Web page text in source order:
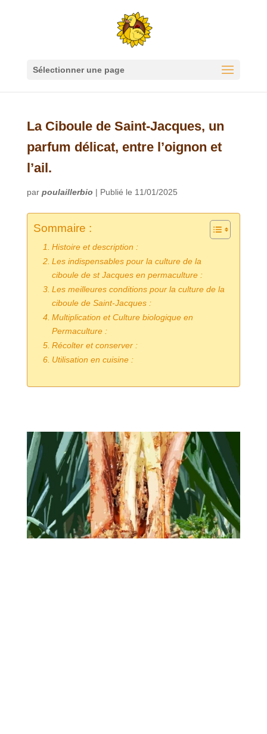
Sélectionner une page
La Ciboule de Saint-Jacques, un
parfum délicat, entre l’oignon et
l’ail.
par poulaillerbio | Publié le 11/01/2025
Sommaire :
Histoire et description :
Les indispensables pour la culture de la
ciboule de st Jacques en permaculture :
Les meilleures conditions pour la culture de la
ciboule de Saint-Jacques :
Multiplication et Culture biologique en
Permaculture :
Récolter et conserver :
Utilisation en cuisine :